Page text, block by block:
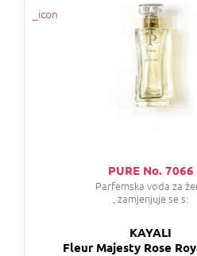
PURE No. 7066
Parfemska voda za
, zamjenjuje se s:
KAYALI
Fleur Majesty Rose